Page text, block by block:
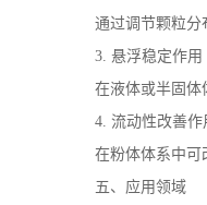
通过调节颗粒分
3. 悬浮稳定作用
在液体或半固体
4. 流动性改善作
在粉体体系中可
五、应用领域